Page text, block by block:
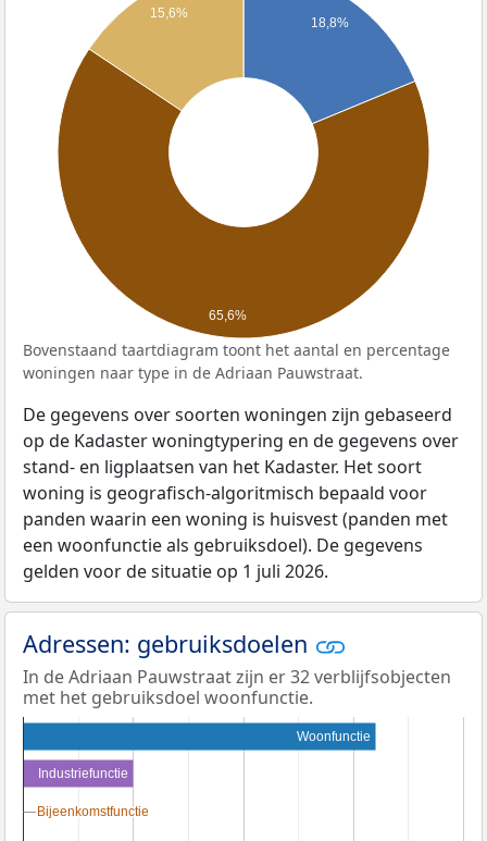
18,8%
15,6%
65,6%
Bovenstaand taartdiagram toont het aantal en percentage
woningen naar type in de Adriaan Pauwstraat.
De gegevens over soorten woningen zijn gebaseerd
op de Kadaster woningtypering en de gegevens over
stand- en ligplaatsen van het Kadaster. Het soort
woning is geografisch-algoritmisch bepaald voor
panden waarin een woning is huisvest (panden met
een woonfunctie als gebruiksdoel). De gegevens
gelden voor de situatie op 1 juli 2026.
Adressen: gebruiksdoelen
In de Adriaan Pauwstraat zijn er 32 verblijfsobjecten
met het gebruiksdoel woonfunctie.
Woonfunctie
Industriefunctie
Bijeenkomstfunctie
Bijeenkomstfunctie